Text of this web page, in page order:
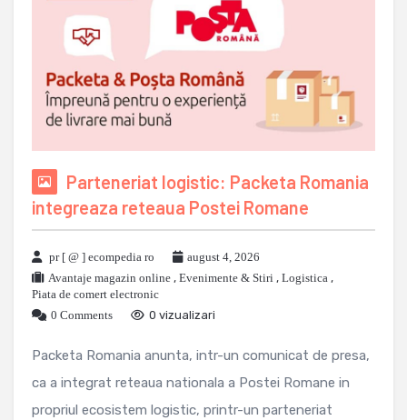
Parteneriat logistic: Packeta Romania
integreaza reteaua Postei Romane
pr [ @ ] ecompedia ro
august 4, 2026
Avantaje magazin online , Evenimente & Stiri , Logistica ,
Piata de comert electronic
0 Comments
0 vizualizari
Packeta Romania anunta, intr-un comunicat de presa,
ca a integrat reteaua nationala a Postei Romane in
propriul ecosistem logistic, printr-un parteneriat